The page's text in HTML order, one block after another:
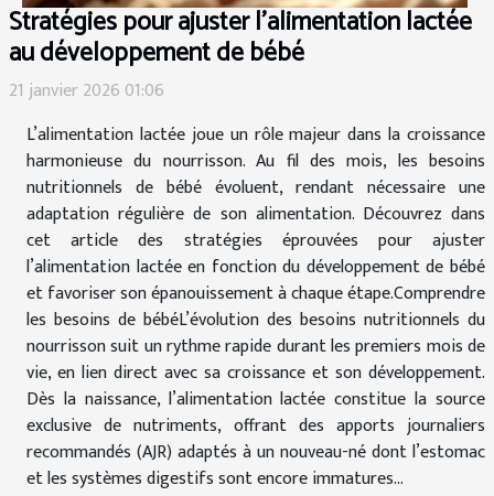
Stratégies pour ajuster l'alimentation lactée
au développement de bébé
21 janvier 2026 01:06
L’alimentation lactée joue un rôle majeur dans la croissance
harmonieuse du nourrisson. Au fil des mois, les besoins
nutritionnels de bébé évoluent, rendant nécessaire une
adaptation régulière de son alimentation. Découvrez dans
cet article des stratégies éprouvées pour ajuster
l’alimentation lactée en fonction du développement de bébé
et favoriser son épanouissement à chaque étape.Comprendre
les besoins de bébéL’évolution des besoins nutritionnels du
nourrisson suit un rythme rapide durant les premiers mois de
vie, en lien direct avec sa croissance et son développement.
Dès la naissance, l’alimentation lactée constitue la source
exclusive de nutriments, offrant des apports journaliers
recommandés (AJR) adaptés à un nouveau-né dont l’estomac
et les systèmes digestifs sont encore immatures...